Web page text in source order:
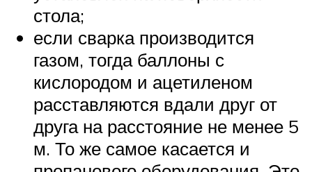
стола;
если сварка производится
газом, тогда баллоны с
кислородом и ацетиленом
расставляются вдали друг от
друга на расстояние не менее 5
м. То же самое касается и